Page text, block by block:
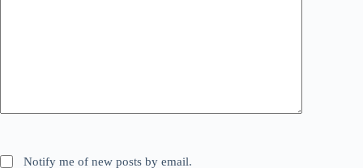
Notify me of new posts by email.